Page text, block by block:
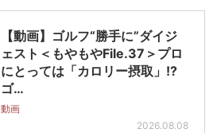
【動画】ゴルフ“勝手に”ダイジ
ェスト＜もやもやFile.37＞プロ
にとっては「カロリー摂取」!?
ゴ…
動画
2026.08.08